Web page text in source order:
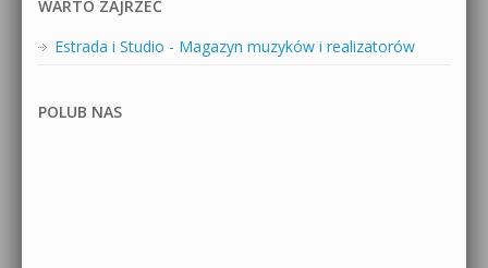
WARTO ZAJRZEĆ
Estrada i Studio - Magazyn muzyków i realizatorów
POLUB NAS